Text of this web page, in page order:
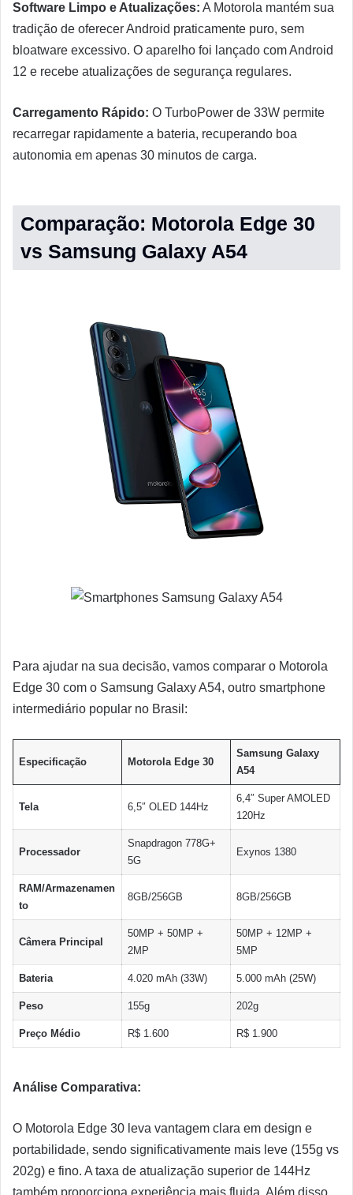
Software Limpo e Atualizações: A Motorola mantém sua
tradição de oferecer Android praticamente puro, sem
bloatware excessivo. O aparelho foi lançado com Android
12 e recebe atualizações de segurança regulares.
Carregamento Rápido: O TurboPower de 33W permite
recarregar rapidamente a bateria, recuperando boa
autonomia em apenas 30 minutos de carga.
Comparação: Motorola Edge 30
vs Samsung Galaxy A54
Para ajudar na sua decisão, vamos comparar o Motorola
Edge 30 com o Samsung Galaxy A54, outro smartphone
intermediário popular no Brasil:
Especificação Motorola Edge 30
Samsung Galaxy
A54
Tela 6,5″ OLED 144Hz
6,4″ Super AMOLED
120Hz
Processador
Snapdragon 778G+
5G
Exynos 1380
RAM/Armazenamen
to
8GB/256GB 8GB/256GB
Câmera Principal
50MP + 50MP +
2MP
50MP + 12MP +
5MP
Bateria 4.020 mAh (33W) 5.000 mAh (25W)
Peso 155g 202g
Preço Médio R$ 1.600 R$ 1.900
Análise Comparativa:
O Motorola Edge 30 leva vantagem clara em design e
portabilidade, sendo significativamente mais leve (155g vs
202g) e fino. A taxa de atualização superior de 144Hz
também proporciona experiência mais fluida. Além disso,